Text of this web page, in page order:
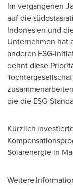
Im vergangenen
auf die
Indonesien und
Unternehmen hat
anderen ESG-
dehnt diese
die die ESG-
Kürzlich
Solarenergie in
Weitere